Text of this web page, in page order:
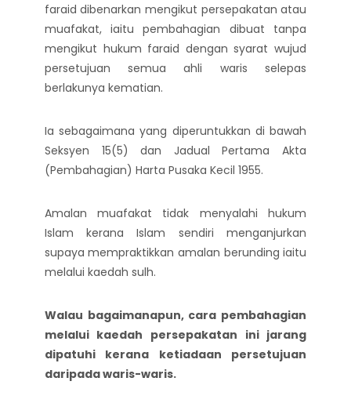
faraid dibenarkan mengikut persepakatan atau
muafakat, iaitu pembahagian dibuat tanpa
mengikut hukum faraid dengan syarat wujud
persetujuan semua ahli waris selepas
berlakunya kematian.
Ia sebagaimana yang diperuntukkan di bawah
Seksyen 15(5) dan Jadual Pertama Akta
(Pembahagian) Harta Pusaka Kecil 1955.
Amalan muafakat tidak menyalahi hukum
Islam kerana Islam sendiri menganjurkan
supaya mempraktikkan amalan berunding iaitu
melalui kaedah sulh.
Walau bagaimanapun, cara pembahagian
melalui kaedah persepakatan ini jarang
dipatuhi kerana ketiadaan persetujuan
daripada waris-waris.